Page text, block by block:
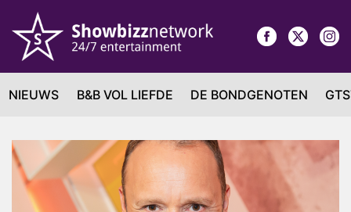
NIEUWS B&B VOL LIEFDE DE BONDGENOTEN